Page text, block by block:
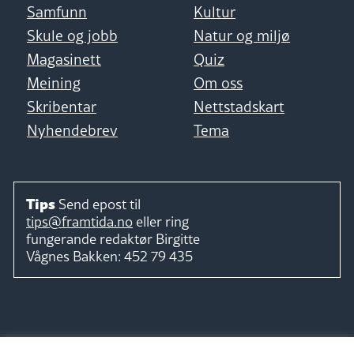
Samfunn
Kultur
Skule og jobb
Natur og miljø
Magasinett
Quiz
Meining
Om oss
Skribentar
Nettstadskart
Nyhendebrev
Tema
Tips Send epost til
tips@framtida.no eller ring
fungerande redaktør Birgitte
Vågnes Bakken: 452 79 435